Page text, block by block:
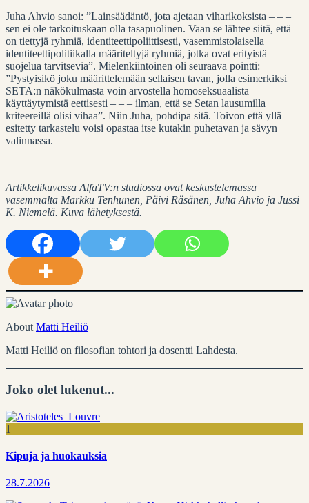
Juha Ahvio sanoi: ”Lainsäädäntö, jota ajetaan viharikoksista – – –
sen ei ole tarkoituskaan olla tasapuolinen. Vaan se lähtee siitä, että
on tiettyjä ryhmiä, identiteettipoliittisesti, vasemmistolaisella
identiteettipolitiikalla määriteltyjä ryhmiä, jotka ovat erityistä
suojelua tarvitsevia”. Mielenkiintoinen oli seuraava pointti:
”Pystyisikö joku määrittelemään sellaisen tavan, jolla esimerkiksi
SETA:n näkökulmasta voin arvostella homoseksuaalista
käyttäytymistä eettisesti – – – ilman, että se Setan lausumilla
kriteereillä olisi vihaa”. Niin Juha, pohdipa sitä. Toivon että yllä
esitetty tarkastelu voisi opastaa itse kutakin puhetavan ja sävyn
valinnassa.
Artikkelikuvassa AlfaTV:n studiossa ovat keskustelemassa
vasemmalta Markku Tenhunen, Päivi Räsänen, Juha Ahvio ja Jussi
K. Niemelä. Kuva lähetyksestä.
About Matti Heiliö
Matti Heiliö on filosofian tohtori ja dosentti Lahdesta.
Joko olet lukenut...
1
Kipuja ja huokauksia
28.7.2026